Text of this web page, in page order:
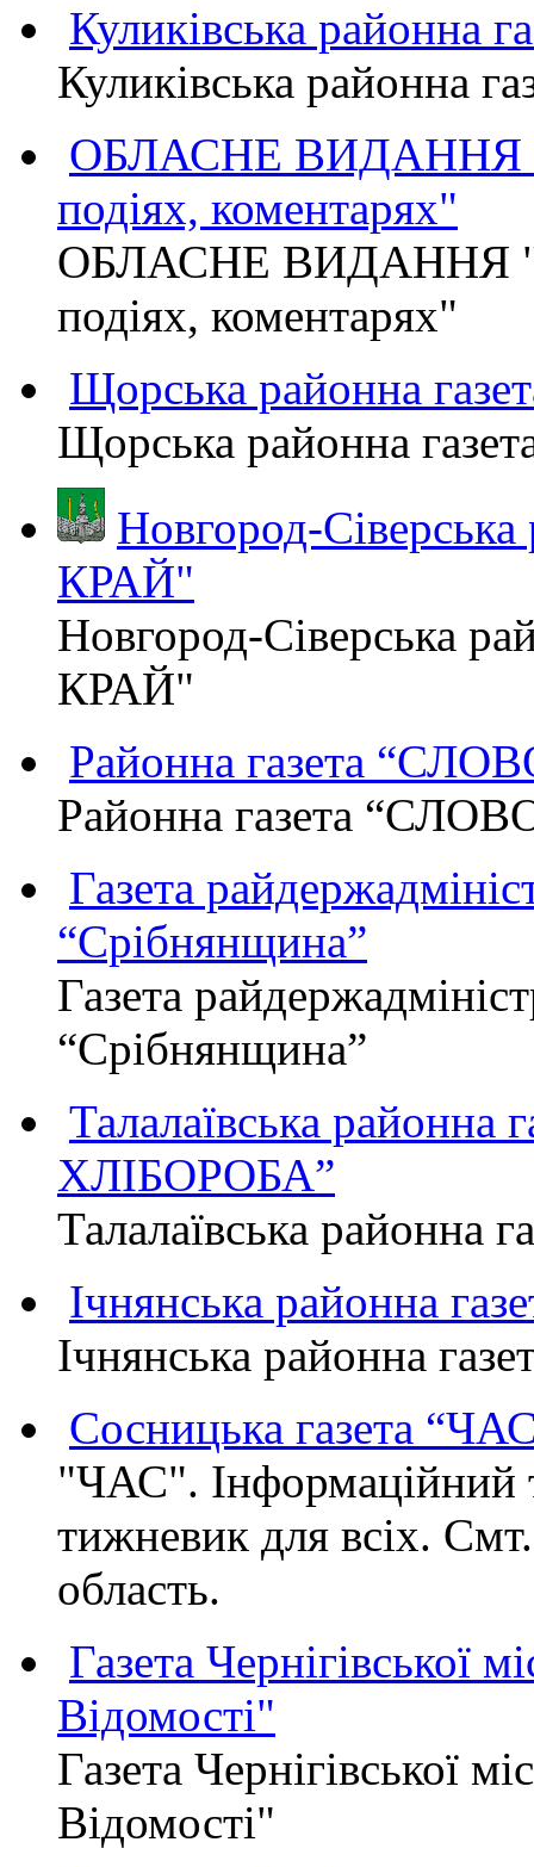
Куликівська районна
Куликівська районна
ОБЛАСНЕ ВИДАННЯ
подіях, коментарях"
ОБЛАСНЕ ВИДАННЯ
подіях, коментарях"
Щорська районна
Щорська районна
Новгород-
КРАЙ"
Новгород-Сіверська
КРАЙ"
Районна газета
Районна газета
Газета
“Срібнянщина”
Газета
“Срібнянщина”
Талалаївська
ХЛІБОРОБА”
Талалаївська
Ічнянська районна
Ічнянська районна
Сосницька газета
"ЧАС". Інформаційний
тижневик для всіх.
область.
Газета Чернігівської
Відомості"
Газета Чернігівської
Відомості"